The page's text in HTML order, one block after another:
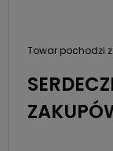
Towar pochodzi